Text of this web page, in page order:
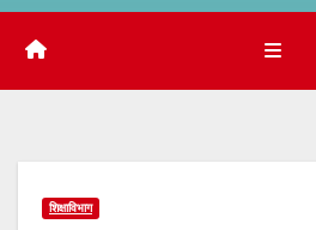
शिक्षाविभाग